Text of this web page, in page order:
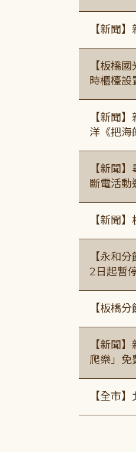
【新聞
【板橋
時櫃檯設
【新聞
洋《把海
【新聞
斷電活動
【新聞
【永和
2日起暫
【板橋
【新聞
爬樂」免
【全市